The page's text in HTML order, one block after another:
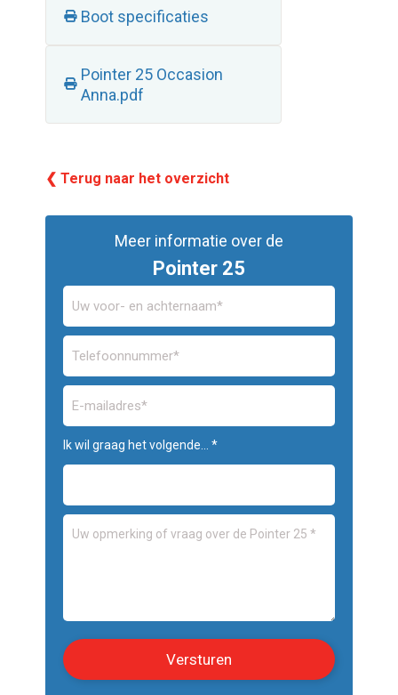
Boot specificaties
Pointer 25 Occasion
Anna.pdf
❮ Terug naar het overzicht
Meer informatie over de
Pointer 25
Ik wil graag het volgende... *